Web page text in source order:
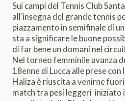
Sui campi del Tennis Club
all’insegna del grande tennis
piazzamento in semifinale di
sta a significare le buone
di far bene un domani nel
Nel torneo femminile avanza
18enne di Lucca alle prese con
Haliza è riuscita a venirne
match tra pesi leggeri iniziato